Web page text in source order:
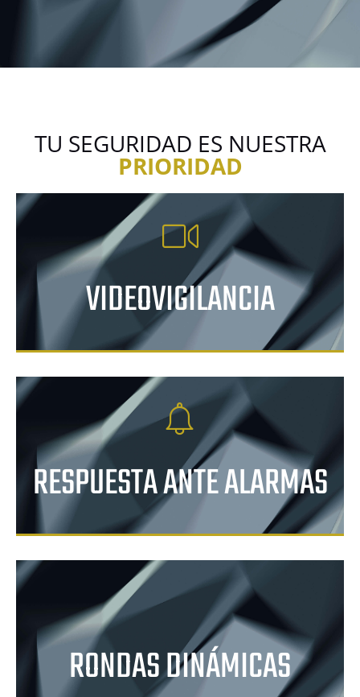
TU SEGURIDAD ES NUESTRA
PRIORIDAD
VIDEOVIGILANCIA
RESPUESTA ANTE ALARMAS
RONDAS DINÁMICAS